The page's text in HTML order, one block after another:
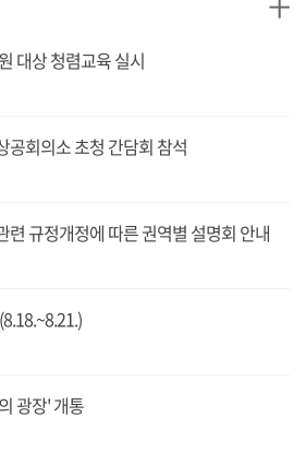
대상 청렴교육 실시
공회의소 초청 간담회 참석
련 규정개정에 따른 권역별 설명회 안내
광장' 개통